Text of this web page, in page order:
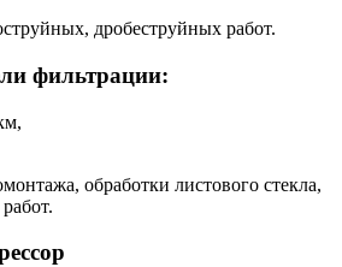
дробеструйных работ.
фильтрации:
обработки листового стекла,